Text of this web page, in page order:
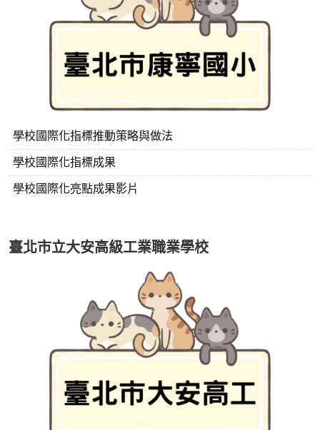
學校國際化指標推動策略與做法
學校國際化指標成果
學校國際化亮點成果影片
臺北市立大安高級工業職業學校